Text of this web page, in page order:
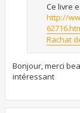
Ce livre
http://
Rachat
Bonjour, merci
intéressant